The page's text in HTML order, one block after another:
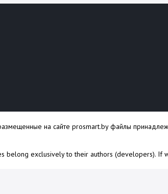
на сайте prosmart.by файлы
exclusively to their authors (developers). If